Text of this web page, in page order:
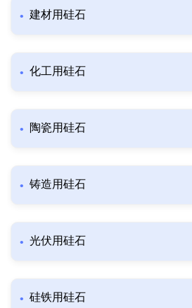
建材用硅石
化工用硅石
陶瓷用硅石
铸造用硅石
光伏用硅石
硅铁用硅石